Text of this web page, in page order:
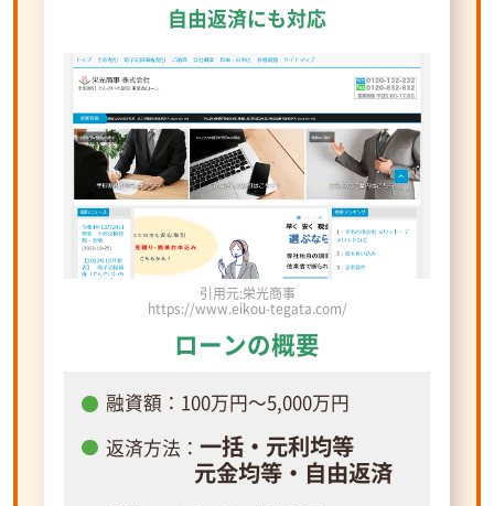
自由返済にも対応
引用元:栄光商事
https://www.eikou-tegata.com/
ローンの概要
融資額：100万円～5,000万円
返済方法： 一括・元利均等
元金均等・自由返済